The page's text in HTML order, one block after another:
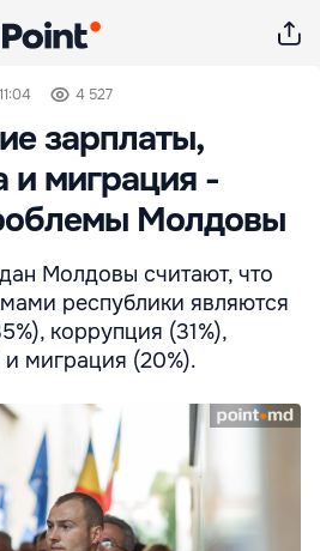
4 527
зарплаты,
и миграция -
Молдовы
Молдовы считают, что
республики являются
коррупция (31%),
миграция (20%).